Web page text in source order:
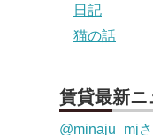
日記
猫の話
賃貸最新ニ
@minaju_mj